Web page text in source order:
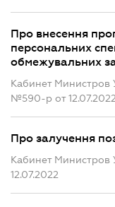
Про внесення
персональних
обмежувальних
Кабинет Министров
№590-р от 12.07.2022
Про залучення
Кабинет
12.07.2022